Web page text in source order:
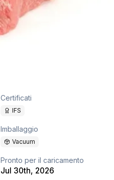
Certificati
IFS
Imballaggio
Vacuum
Pronto per il caricamento
Jul 30th, 2026